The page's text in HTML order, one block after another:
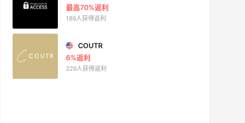
最高70%返利
189人获得返利
COUTR
6%返利
229人获得返利